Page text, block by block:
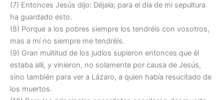
(7) Entonces Jesús dijo: Déjala; para el día de mi sepultura
ha guardado esto.
(8) Porque a los pobres siempre los tendréis con vosotros,
mas a mí no siempre me tendréis.
(9) Gran multitud de los judíos supieron entonces que él
estaba allí, y vinieron, no solamente por causa de Jesús,
sino también para ver a Lázaro, a quien había resucitado de
los muertos.